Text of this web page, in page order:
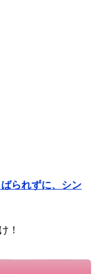
られずに、シン
！